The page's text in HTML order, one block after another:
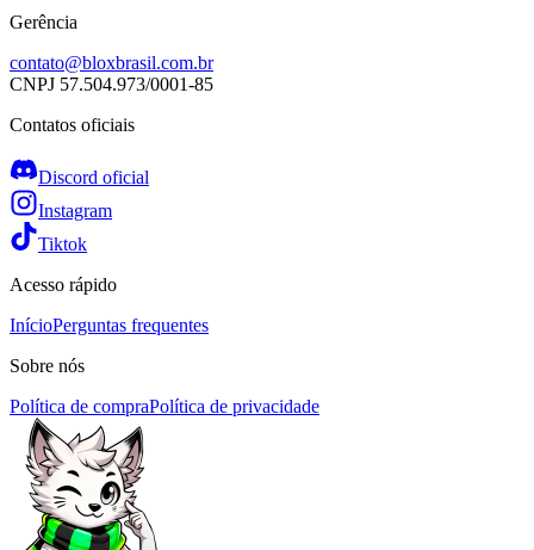
Gerência
contato@bloxbrasil.com.br
CNPJ 57.504.973/0001-85
Contatos oficiais
Discord oficial
Instagram
Tiktok
Acesso rápido
InícioPerguntas frequentes
Sobre nós
Política de compraPolítica de privacidade